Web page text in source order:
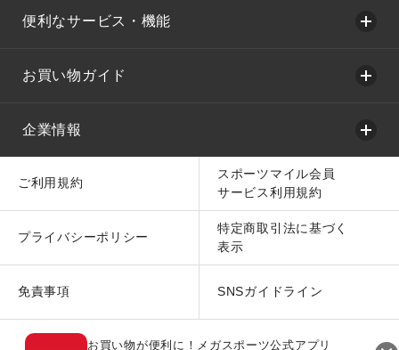
便利なサービス・機能
お買い物ガイド
企業情報
ご利用規約
スポーツマイル会員
サービス利用規約
プライバシーポリシー
特定商取引法に基づく
表示
免責事項 SNSガイドライン
お買い物が便利に！メガスポーツ公式アプリ